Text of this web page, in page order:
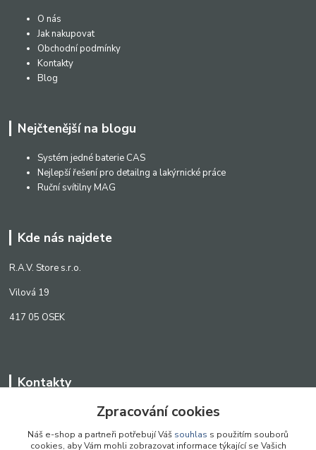
O nás
Jak nakupovat
Obchodní podmínky
Kontakty
Blog
Nejčtenější na blogu
Systém jedné baterie CAS
Nejlepší řešení pro detailng a lakýrnické práce
Ruční svítilny MAG
Kde nás najdete
R.A.V. Store s.r.o.
Vilová 19
417 05 OSEK
Kontakty
+420 776 242 909
Zpracování cookies
Náš e-shop a partneři potřebují Váš souhlas s použitím souborů
cookies, aby Vám mohli zobrazovat informace týkající se Vašich